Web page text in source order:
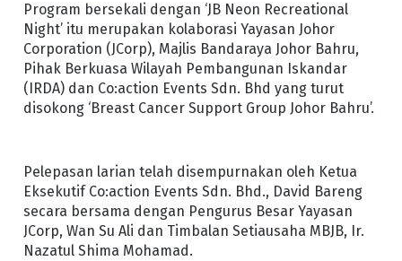
Program bersekali dengan ‘JB Neon Recreational
Night’ itu merupakan kolaborasi Yayasan Johor
Corporation (JCorp), Majlis Bandaraya Johor Bahru,
Pihak Berkuasa Wilayah Pembangunan Iskandar
(IRDA) dan Co:action Events Sdn. Bhd yang turut
disokong ‘Breast Cancer Support Group Johor Bahru’.
Pelepasan larian telah disempurnakan oleh Ketua
Eksekutif Co:action Events Sdn. Bhd., David Bareng
secara bersama dengan Pengurus Besar Yayasan
JCorp, Wan Su Ali dan Timbalan Setiausaha MBJB, Ir.
Nazatul Shima Mohamad.